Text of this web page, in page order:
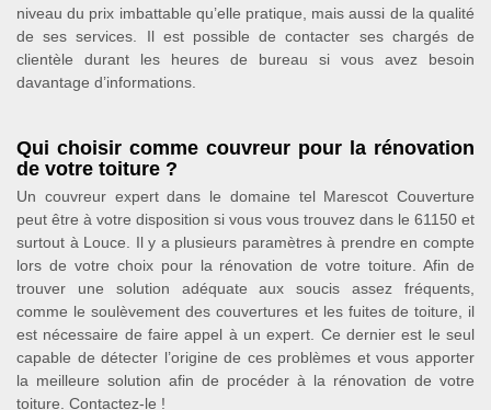
niveau du prix imbattable qu’elle pratique, mais aussi de la qualité
de ses services. Il est possible de contacter ses chargés de
clientèle durant les heures de bureau si vous avez besoin
davantage d’informations.
Qui choisir comme couvreur pour la rénovation
de votre toiture ?
Un couvreur expert dans le domaine tel Marescot Couverture
peut être à votre disposition si vous vous trouvez dans le 61150 et
surtout à Louce. Il y a plusieurs paramètres à prendre en compte
lors de votre choix pour la rénovation de votre toiture. Afin de
trouver une solution adéquate aux soucis assez fréquents,
comme le soulèvement des couvertures et les fuites de toiture, il
est nécessaire de faire appel à un expert. Ce dernier est le seul
capable de détecter l’origine de ces problèmes et vous apporter
la meilleure solution afin de procéder à la rénovation de votre
toiture. Contactez-le !